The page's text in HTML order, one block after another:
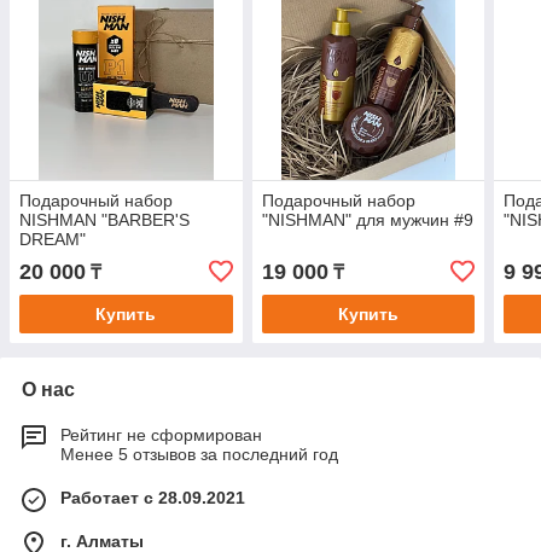
Подарочный набор
NISHMAN "BARBER'S
DREAM"
20 000 ₸
Купить
Подарочный набор
"NISHMAN" для мужчин #9
19 000₸
Купить
9
О нас
Рейтинг не сформирован
Менее 5 отзывов за последний год
Работает с 28.09.2021
г. Алматы